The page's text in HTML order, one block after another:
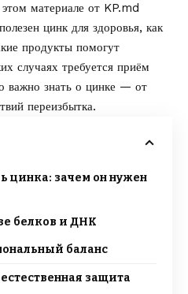
материале от KP.md
цинк для здоровья, как
продукты помогут
случаях требуется приём
важно знать о цинке — от
переизбытка.
цинка: зачем он нужен
белков и ДНК
баланс
защита